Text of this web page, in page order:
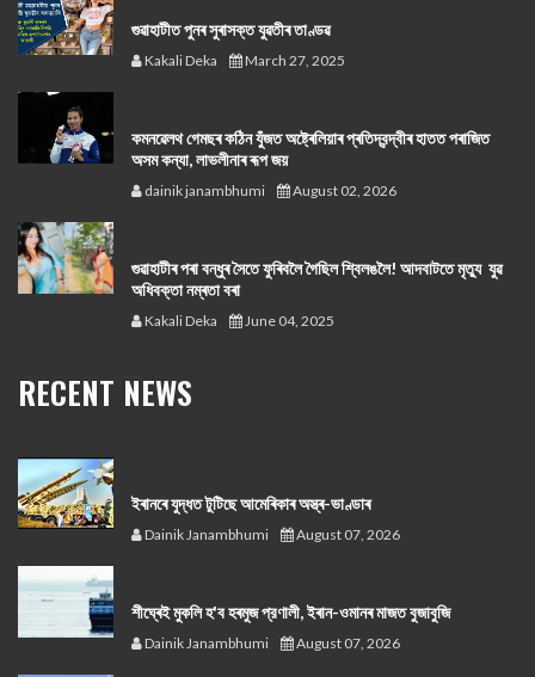
গুৱাহাটীত পুনৰ সুৰাসক্ত যুৱতীৰ তাণ্ডৱ
Kakali Deka March 27, 2025
কমনৱেলথ গেমছৰ কঠিন যুঁজত অষ্ট্ৰেলিয়াৰ প্ৰতিদ্বন্দ্বীৰ হাতত পৰাজিত
অসম কন্যা, লাভলীনাৰ ৰূপ জয়
dainik janambhumi August 02, 2026
গুৱাহাটীৰ পৰা বন্ধুৰ সৈতে ফুৰিবলৈ গৈছিল শ্বিলঙলৈ! আদবাটতে মৃত্যু যুৱ
অধিবক্তা নম্ৰতা বৰা
Kakali Deka June 04, 2025
RECENT NEWS
ইৰানৰে যুদ্ধত টুটিছে আমেৰিকাৰ অস্ত্ৰ-ভাণ্ডাৰ
Dainik Janambhumi August 07, 2026
শীঘ্ৰেই মুকলি হ'ব হৰমুজ প্রণালী, ইৰান-ওমানৰ মাজত বুজাবুজি
Dainik Janambhumi August 07, 2026